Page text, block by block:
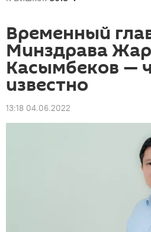
Временный
Минздрава
Касымбеков —
известно
13:18 04.06.2022